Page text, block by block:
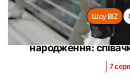
Шоу BIZ
Софія Ротару
народження:
7